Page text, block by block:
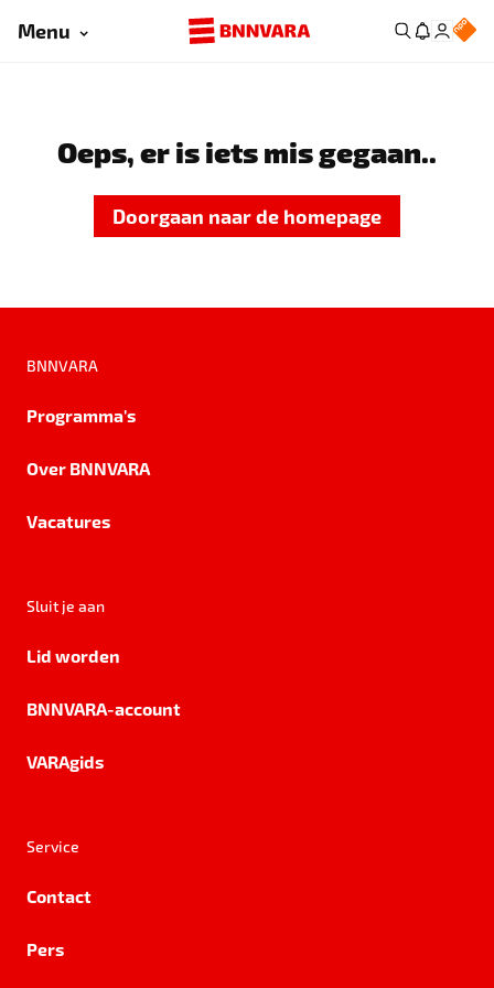
Menu
Oeps, er is iets mis gegaan..
Doorgaan naar de homepage
BNNVARA
Programma's
Over BNNVARA
Vacatures
Sluit je aan
Lid worden
BNNVARA-account
VARAgids
Service
Contact
Pers